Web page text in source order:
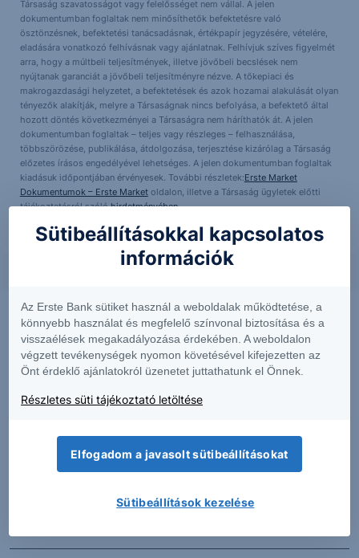
Társaság szavatosságot vagy felelősséget nem vállal. A jelen
dokumentumban foglaltak nem minősíthetők befektetésre való
ösztönzésnek, befektetési tanácsadásnak, értékpapír jegyzésére, vételére,
eladására vonatkozó felhívásnak vagy ajánlatnak. Felhívjuk szíves figyelmét
arra, hogy a múltbeli teljesítmények, illetve jövőbeli becslések nem
nyújtanak garanciát a jövőbeli teljesítményre nézve. A tőkepiaci és
makrogazdasági helyzetet, a befektetések és azok hozamai alakulását olyan
tényezők alakítják, melyre a Társaságnak nincs befolyása, a befektető által
hozott döntés következményei a Társaságra nem háríthatók át. A jelen
dokumentumban foglaltak – teljes vagy részleges – felhasználása,
többszörözése, publikálása, átdolgozása, terjesztése kizárólag a Társaság
előzetes írásos engedélyével lehetséges. A jelen dokumentumban foglaltak
kiadásuk időpontjában érvényesek. További részletek:Erste Market
Dokumentumok – Erste Marketoldalon, illetve a Társaság ügyletek előtti
tájékoztatásról szólóhirdetményében.
Erős lett a MOL második negyedéve
PIACI HÍREK
Sütibeállításokkal kapcsolatos
információk
Az Erste Bank sütiket használ a weboldalak működtetése, a
könnyebb használat és megfelelő színvonal biztosítása és a
visszaélések megakadályozása érdekében. A weboldalon
végzett tevékenységek nyomon követésével kifejezetten az
Önt érdeklő ajánlatokról üzenetet juttathatunk el Önnek.
Részletes süti tájékoztató letöltése
Elfogadom a javasolt sütibeállításokat
Sütibeállítások kezelése